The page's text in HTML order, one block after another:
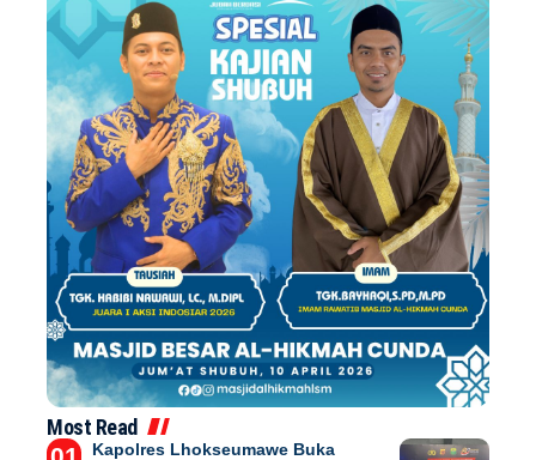
Most Read
Kapolres Lhokseumawe Buka